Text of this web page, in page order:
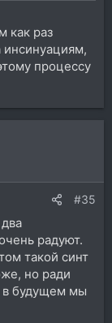
как раз
инсинуациям,
процессу
#35
радуют.
такой синт
но ради
в будущем мы